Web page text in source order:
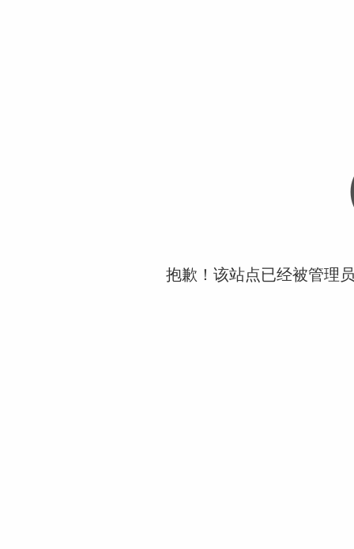
抱歉！该站点已经被管理